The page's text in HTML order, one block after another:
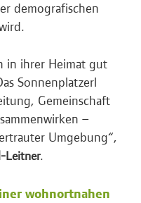
demografischen
in ihrer Heimat gut
Sonnenplatzerl
Gemeinschaft
–
Umgebung“,
Leitner.
wohnortnahen